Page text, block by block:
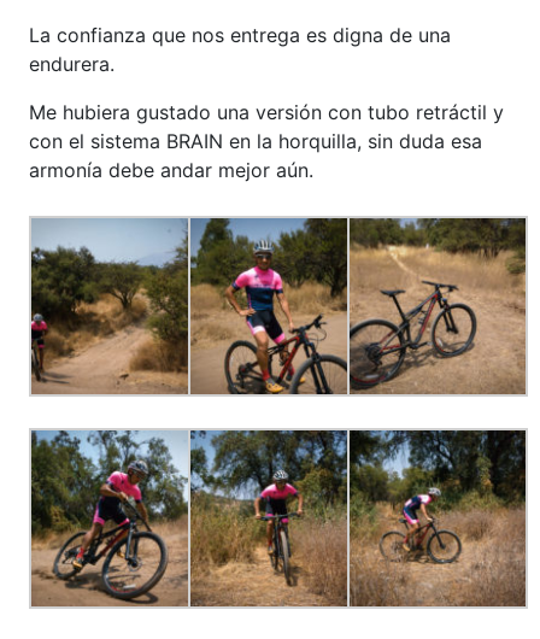
La confianza que nos entrega es digna de una
endurera.
Me hubiera gustado una versión con tubo retráctil y
con el sistema BRAIN en la horquilla, sin duda esa
armonía debe andar mejor aún.